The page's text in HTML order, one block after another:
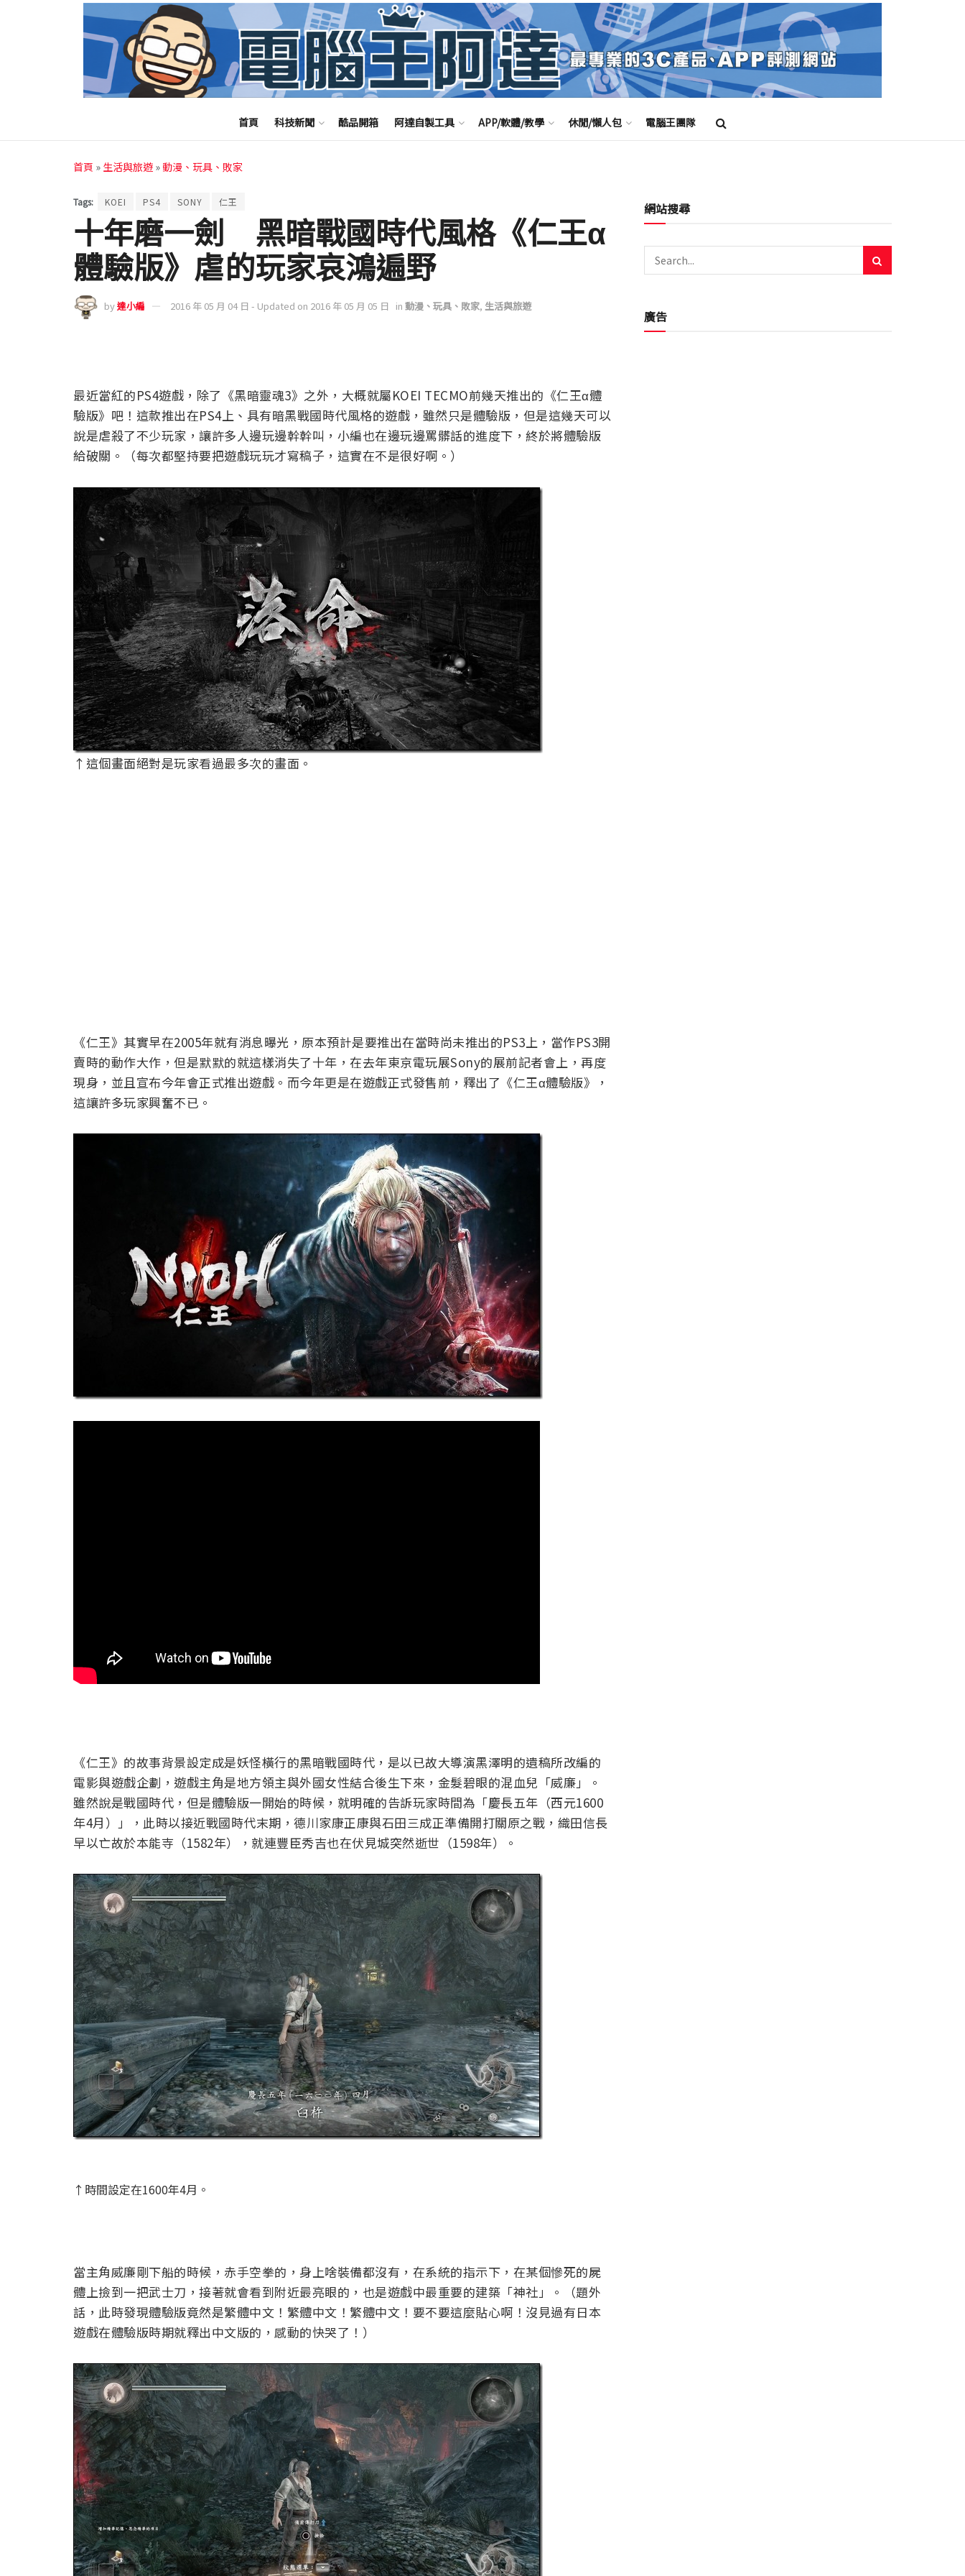
首頁 科技新聞 酷品開箱 阿達自製工具 APP/軟體/教學 休閒/懶人包 電腦王團隊
首頁 » 生活與旅遊 » 動漫、玩具、敗家
Tags: KOEI PS4 SONY 仁王
十年磨一劍 黑暗戰國時代風格《仁王α
體驗版》虐的玩家哀鴻遍野
by達小編 2016 年 05 月 04 日 - Updated on 2016 年 05 月 05 日 in 動漫、玩具、敗家, 生活與旅遊
最近當紅的PS4遊戲，除了《黑暗靈魂3》之外，大概就屬KOEI TECMO前幾天推出的《仁王α體
驗版》吧！這款推出在PS4上、具有暗黑戰國時代風格的遊戲，雖然只是體驗版，但是這幾天可以
說是虐殺了不少玩家，讓許多人邊玩邊幹幹叫，小編也在邊玩邊罵髒話的進度下，終於將體驗版
給破關。（每次都堅持要把遊戲玩玩才寫稿子，這實在不是很好啊。）
↑這個畫面絕對是玩家看過最多次的畫面。
《仁王》其實早在2005年就有消息曝光，原本預計是要推出在當時尚未推出的PS3上，當作PS3開
賣時的動作大作，但是默默的就這樣消失了十年，在去年東京電玩展Sony的展前記者會上，再度
現身，並且宣布今年會正式推出遊戲。而今年更是在遊戲正式發售前，釋出了《仁王α體驗版》，
這讓許多玩家興奮不已。
《仁王》的故事背景設定成是妖怪橫行的黑暗戰國時代，是以已故大導演黑澤明的遺稿所改編的
電影與遊戲企劃，遊戲主角是地方領主與外國女性結合後生下來，金髮碧眼的混血兒「威廉」。
雖然說是戰國時代，但是體驗版一開始的時候，就明確的告訴玩家時間為「慶長五年（西元1600
年4月）」，此時以接近戰國時代末期，德川家康正康與石田三成正準備開打關原之戰，織田信長
早以亡故於本能寺（1582年），就連豐臣秀吉也在伏見城突然逝世（1598年）。
↑時間設定在1600年4月。
當主角威廉剛下船的時候，赤手空拳的，身上啥裝備都沒有，在系統的指示下，在某個慘死的屍
體上撿到一把武士刀，接著就會看到附近最亮眼的，也是遊戲中最重要的建築「神社」。（題外
話，此時發現體驗版竟然是繁體中文！繁體中文！繁體中文！要不要這麼貼心啊！沒見過有日本
遊戲在體驗版時期就釋出中文版的，感動的快哭了！）
網站搜尋
廣告